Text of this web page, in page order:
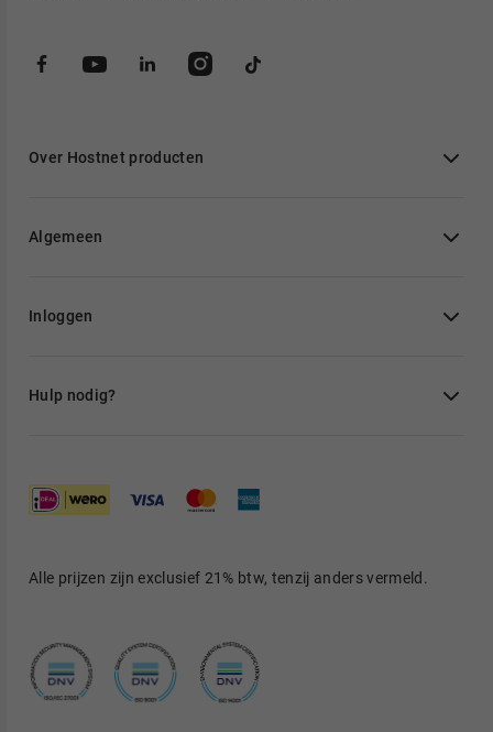
Over Hostnet producten
Algemeen
Inloggen
Hulp nodig?
Alle prijzen zijn exclusief 21% btw, tenzij anders vermeld.